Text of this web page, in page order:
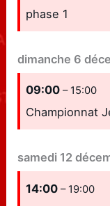
phase 1
dimanche 6
09:00– 15:00
Championnat
samedi 12
14:00– 19:00